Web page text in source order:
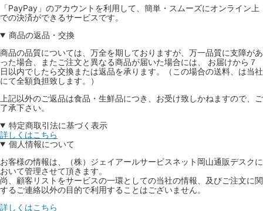
「PayPay」のアカウントを利用して、簡単・スムーズにオンライン上
での決済ができるサービスです。
商品の返品・交換
商品の品質については、万全を期しておりますが、万一品質に支障があ
った場合、またご注文と異なる商品が届いた場合には、 お届けから７
日以内でしたら交換または返品を承ります。（この場合の送料、は当社
にて全額負担致します。）
上記以外のご返品は食品・生鮮品につき、お受け致しかねますので、ご
了承下さい。
特定商取引法に基づく表示
詳しくはこちら
個人情報について
お客様の情報は、（株）ジェイアールサービスネット岡山通販デスクに
おいて管理させて頂きます。
尚、顧客リストをサービスの一環としての当社の情報、及びご注文に関
するご連絡以外の目的で利用することはございません。
詳しくはこちら